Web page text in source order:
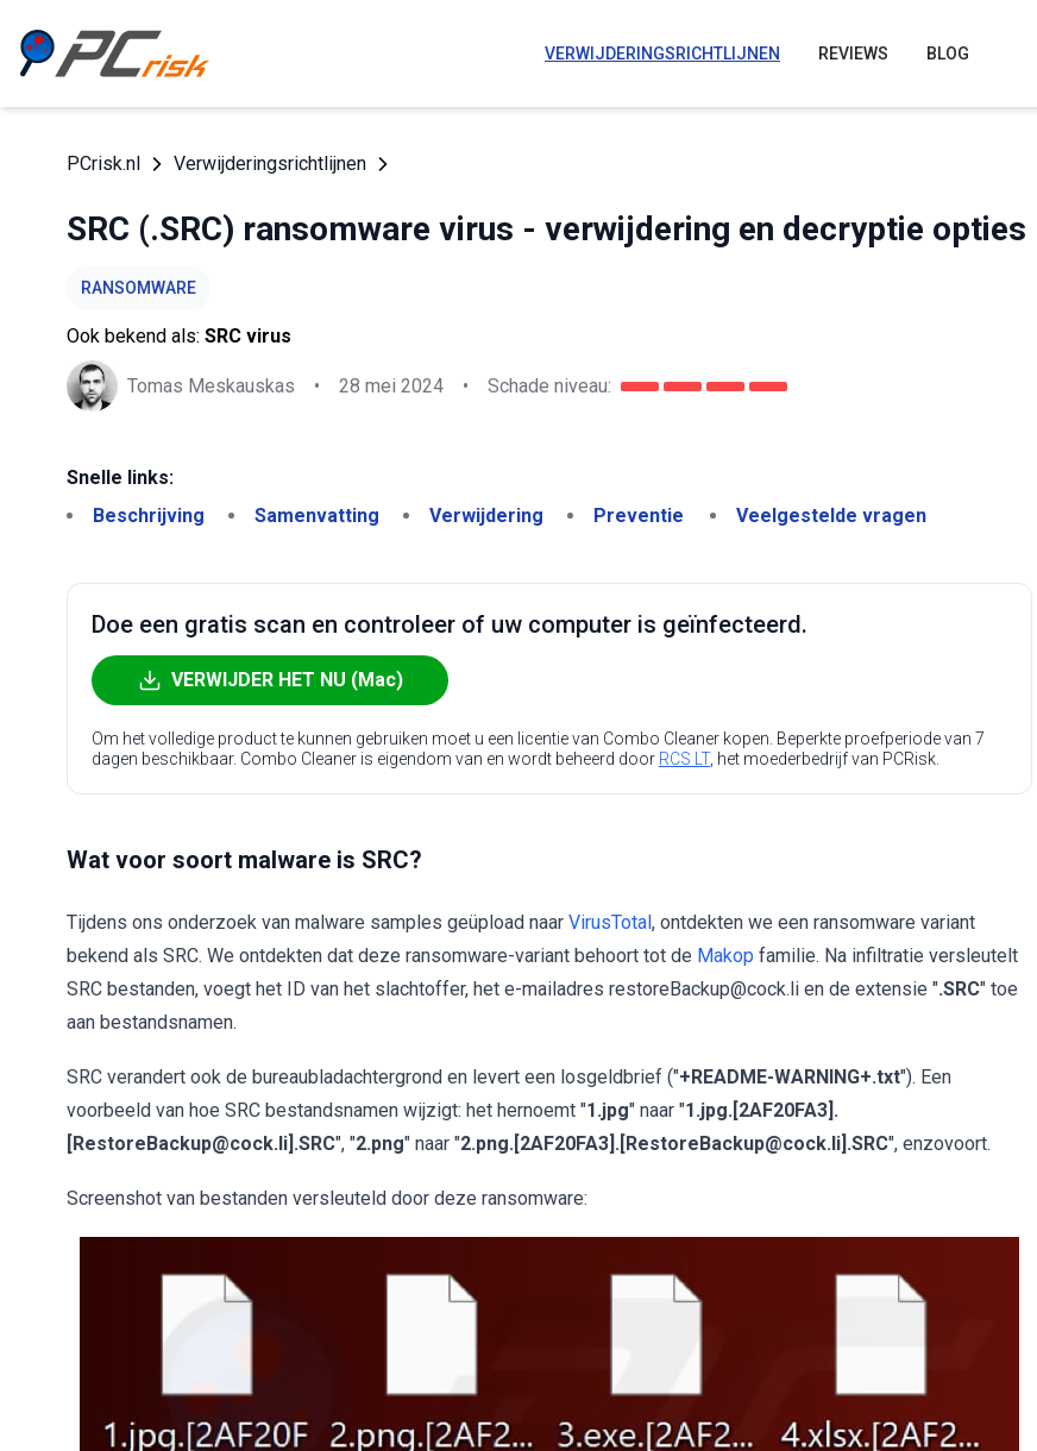
VERWIJDERINGSRICHTLIJNEN REVIEWS BLOG
PCrisk.nl Verwijderingsrichtlijnen
SRC (.SRC) ransomware virus - verwijdering en decryptie opties
RANSOMWARE
Ook bekend als: SRC virus
Tomas Meskauskas • 28 mei 2024 • Schade niveau:
Snelle links:
Beschrijving
Samenvatting Verwijdering Preventie Veelgestelde vragen
Doe een gratis scan en controleer of uw computer is geïnfecteerd.
VERWIJDER HET NU (Mac)
Om het volledige product te kunnen gebruiken moet u een licentie van Combo Cleaner kopen. Beperkte proefperiode van 7
dagen beschikbaar. Combo Cleaner is eigendom van en wordt beheerd door RCS LT, het moederbedrijf van PCRisk.
Wat voor soort malware is SRC?
Tijdens ons onderzoek van malware samples geüpload naar VirusTotal, ontdekten we een ransomware variant
bekend als SRC. We ontdekten dat deze ransomware-variant behoort tot de Makop familie. Na infiltratie versleutelt
SRC bestanden, voegt het ID van het slachtoffer, het e-mailadres restoreBackup@cock.li en de extensie ".SRC" toe
aan bestandsnamen.
SRC verandert ook de bureaubladachtergrond en levert een losgeldbrief ("+README-WARNING+.txt"). Een
voorbeeld van hoe SRC bestandsnamen wijzigt: het hernoemt "1.jpg" naar "1.jpg.[2AF20FA3].
[RestoreBackup@cock.li].SRC", "2.png" naar "2.png.[2AF20FA3].[RestoreBackup@cock.li].SRC", enzovoort.
Screenshot van bestanden versleuteld door deze ransomware: